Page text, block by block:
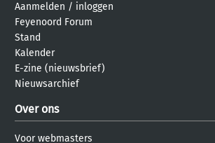
Aanmelden / inloggen
Feyenoord Forum
Stand
Kalender
E-zine (nieuwsbrief)
Nieuwsarchief
Over ons
Voor webmasters